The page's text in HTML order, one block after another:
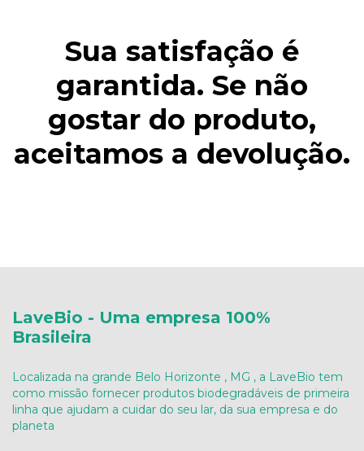
Sua satisfação é
garantida. Se não
gostar do produto,
aceitamos a devolução.
LaveBio - Uma empresa 100%
Brasileira
Localizada na grande Belo Horizonte , MG , a LaveBio tem
como missão fornecer produtos biodegradáveis de primeira
linha que ajudam a cuidar do seu lar, da sua empresa e do
planeta